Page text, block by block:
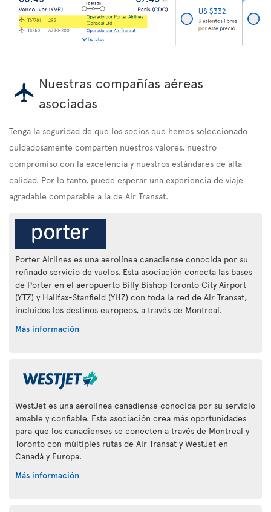
Nuestras compañías aéreas
asociadas
Tenga la seguridad de que los socios que hemos seleccionado
cuidadosamente comparten nuestros valores, nuestro
compromiso con la excelencia y nuestros estándares de alta
calidad. Por lo tanto, puede esperar una experiencia de viaje
agradable comparable a la de Air Transat.
Porter Airlines es una aerolínea canadiense conocida por su
refinado servicio de vuelos. Esta asociación conecta las bases
de Porter en el aeropuerto Billy Bishop Toronto City Airport
(YTZ) y Halifax-Stanfield (YHZ) con toda la red de Air Transat,
incluidos los destinos europeos, a través de Montreal.
Más información
WestJet es una aerolínea canadiense conocida por su servicio
amable y confiable. Esta asociación crea más oportunidades
para que los canadienses se conecten a través de Montreal y
Toronto con múltiples rutas de Air Transat y WestJet en
Canadá y Europa.
Más información